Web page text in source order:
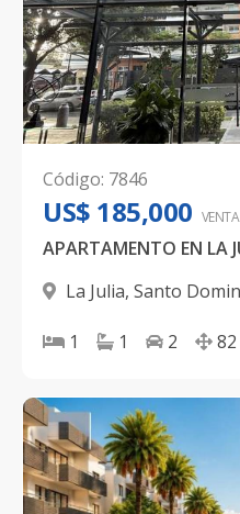
Código: 7846
US$ 185,000 VENTA
La Julia, Santo
1 1 2 82